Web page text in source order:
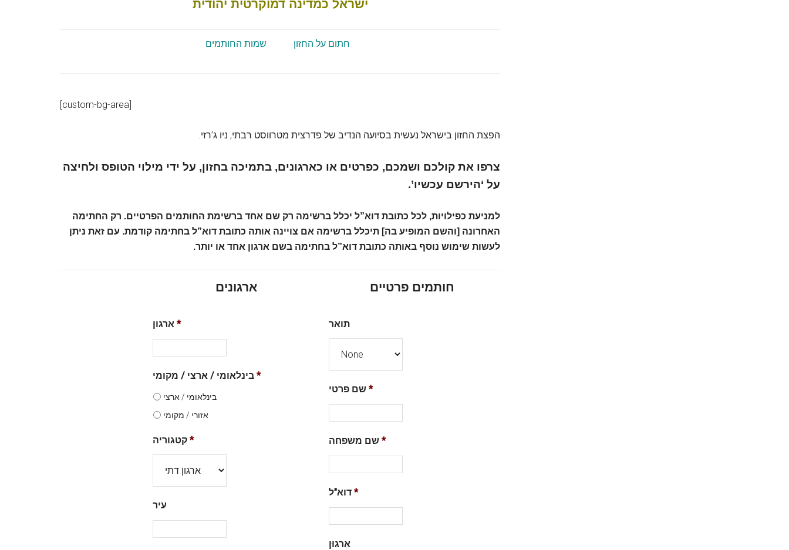
ישראל כמדינה דמוקרטית יהודית
שמות החותמים חתום על החזון
[custom-bg-area]
.הפצת החזון בישראל נעשית בסיועה הנדיב של פדרצית מטרווסט רבתי, ניו ג’רזי
צרפו את קולכם ושמכם, כפרטים או כארגונים, בתמיכה בחזון, על ידי מילוי הטופס ולחיצה
על ‘הירשם עכשיו’.
למניעת כפילויות, לכל כתובת דוא”ל יכלל ברשימה רק שם אחד ברשימת החותמים הפרטיים. רק החתימה
האחרונה [והשם המופיע בה] תיכלל ברשימה אם צויינה אותה כתובת דוא”ל בחתימה קודמת. עם זאת ניתן
לעשות שימוש נוסף באותה כתובת דוא”ל בחתימה בשם ארגון אחד או יותר.
ארגונים
ארגון *
בינלאומי / ארצי / מקומי *
בינלאומי / ארצי
אזורי / מקומי
קטגוריה *
עיר
חותמים פרטיים
תואר
שם פרטי *
שם משפחה *
דוא"ל *
אִרגוּן